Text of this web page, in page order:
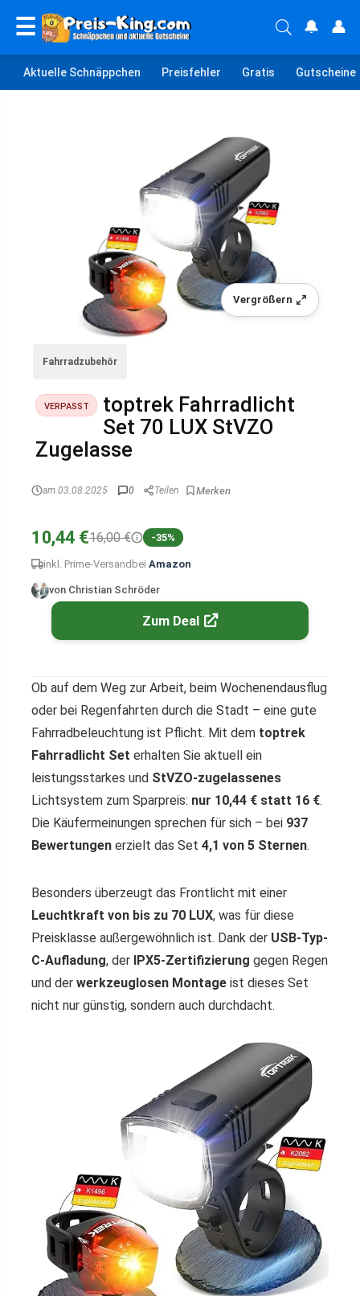
☰ 🔔 👤
Aktuelle Schnäppchen Preisfehler Gratis Gutscheine
Vergrößern
Fahrradzubehör
VERPASST
toptrek Fahrradlicht
Set 70 LUX StVZO
Zugelasse
am 03.08.2025 0 Teilen
10,44 €16,00 € -35%
inkl. Prime-Versand bei Amazon
von Christian Schröder
Zum Deal
Ob auf dem Weg zur Arbeit, beim Wochenendausflug
oder bei Regenfahrten durch die Stadt – eine gute
Fahrradbeleuchtung ist Pflicht. Mit dem toptrek
Fahrradlicht Set erhalten Sie aktuell ein
leistungsstarkes und StVZO-zugelassenes
Lichtsystem zum Sparpreis: nur 10,44 € statt 16 €.
Die Käufermeinungen sprechen für sich – bei 937
Bewertungen erzielt das Set 4,1 von 5 Sternen.
Besonders überzeugt das Frontlicht mit einer
Leuchtkraft von bis zu 70 LUX, was für diese
Preisklasse außergewöhnlich ist. Dank der USB-Typ-
C-Aufladung, der IPX5-Zertifizierung gegen Regen
und der werkzeuglosen Montage ist dieses Set
nicht nur günstig, sondern auch durchdacht.